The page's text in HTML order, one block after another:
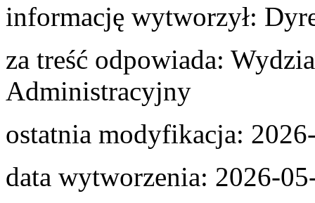
informację wytworzył:
za treść odpowiada:
Administracyjny
ostatnia modyfikacja:
data wytworzenia: 2026-